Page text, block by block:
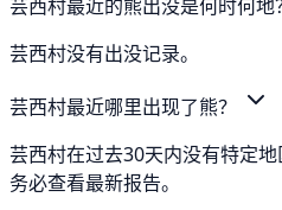
芸西村最近的熊出没是何时何地
芸西村没有出没记录。
芸西村最近哪里出现了熊？
芸西村在过去30天内没有特定
务必查看最新报告。